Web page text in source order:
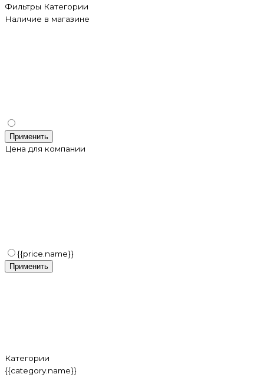
Фильтры Категории
Наличие в магазине
Применить
Цена для компании
{{price.name}}
Применить
Категории
{{category.name}}